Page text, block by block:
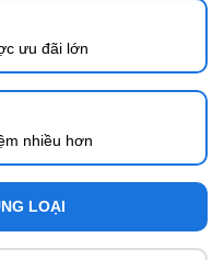
ưu đãi lớn
nhiều hơn
LOẠI